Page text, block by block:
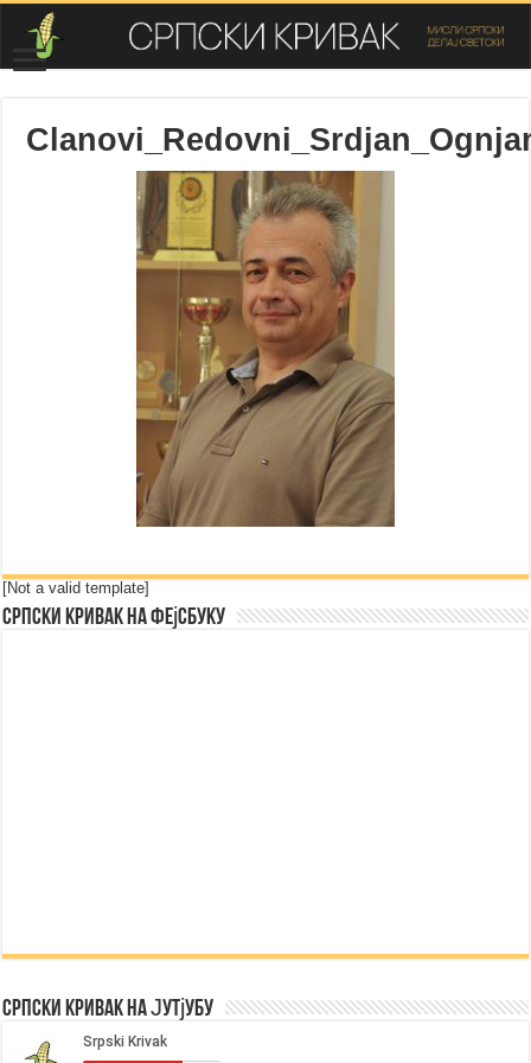
[Not a valid template]
Српски Кривак на Фејсбуку
Српски Кривак на Јутјубу